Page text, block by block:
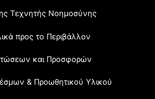
Τεχνητής Νοημοσύνης
προς το Περιβάλλον
και Προσφορών
& Προωθητικού Υλικού